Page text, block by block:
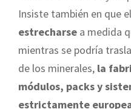
Insiste también en que el
estrecharse a medida
mientras se podría
de los minerales, la
módulos, packs y
estrictamente